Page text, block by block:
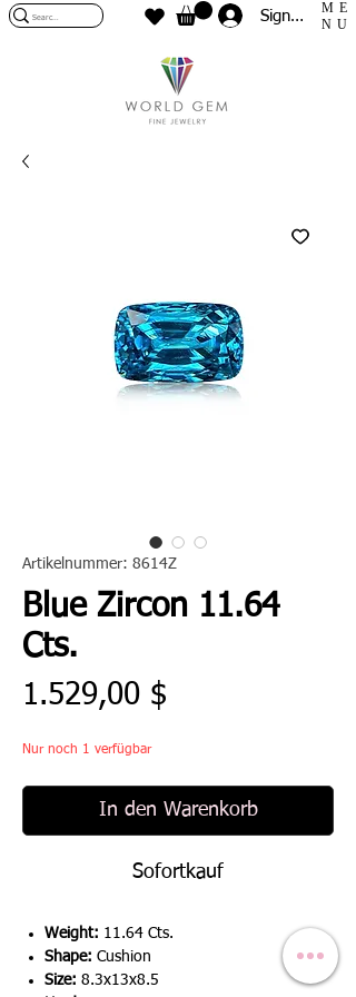
Sign In
ME
NU
Artikelnummer: 8614Z
Blue Zircon 11.64
Cts.
1.529,00 $
Nur noch 1 verfügbar
In den Warenkorb
Sofortkauf
Weight: 11.64 Cts.
Shape: Cushion
Size: 8.3x13x8.5